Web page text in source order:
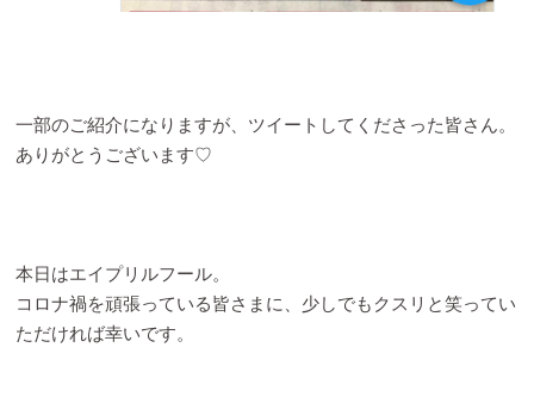
一部のご紹介になりますが、ツイートしてくださった皆さん。
ありがとうございます♡
本日はエイプリルフール。
コロナ禍を頑張っている皆さまに、少しでもクスリと笑ってい
ただければ幸いです。